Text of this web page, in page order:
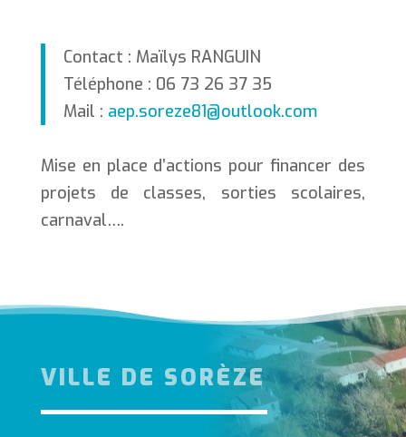
Contact : Maïlys RANGUIN
Téléphone : 06 73 26 37 35
Mail : aep.soreze81@outlook.com
Mise en place d’actions pour financer des
projets de classes, sorties scolaires,
carnaval….
VILLE DE SORÈZE